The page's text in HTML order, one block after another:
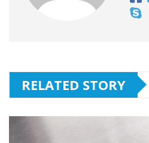
RELATED STORY